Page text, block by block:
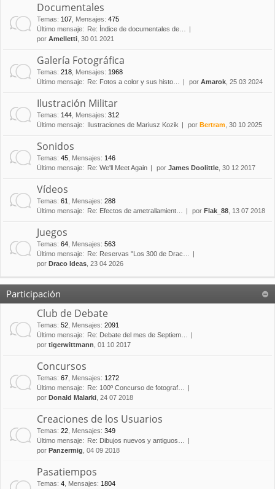
Documentales
Temas: 107 Mensajes: 475
Último mensaje:
Re: Índice de documentales de…
por Amelletti , 30 01 2021
Galería Fotográfica
Temas: 218 Mensajes: 1968
Último mensaje:
Re: Fotos a color y sus histo… por Amarok , 25 03 2024
Ilustración Militar
Temas: 144 Mensajes: 312
Último mensaje:
Ilustraciones de Mariusz Kozik por Bertram , 30 10 2025
Sonidos
Temas: 45 Mensajes: 146
Último mensaje:
Re: We'll Meet Again por James Doolittle , 30 12 2017
Vídeos
Temas: 61 Mensajes: 288
Último mensaje:
Re: Efectos de ametrallamient… por Flak_88 , 13 07 2018
Juegos
Temas: 64 Mensajes: 563
Último mensaje:
Re: Reservas "Los 300 de Drac…
por Draco Ideas , 23 04 2026
Participación
Club de Debate
Temas: 52 Mensajes: 2091
Último mensaje:
Re: Debate del mes de Septiem…
por tigerwittmann , 01 10 2017
Concursos
Temas: 67 Mensajes: 1272
Último mensaje:
Re: 100º Concurso de fotograf…
por Donald Malarki , 24 07 2018
Creaciones de los Usuarios
Temas: 22 Mensajes: 349
Último mensaje:
Re: Dibujos nuevos y antiguos…
por Panzermig , 04 09 2018
Pasatiempos
Temas: 4 Mensajes: 1804